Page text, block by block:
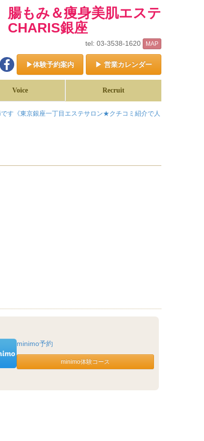
腸もみ＆痩身美肌エステ
CHARIS銀座
tel: 03-3538-1620 MAP
▶体験予約案内 ▶ 営業カレンダー
Voice Recruit
す《東京銀座一丁目エステサロン★クチコミ紹介で人
minimo予約